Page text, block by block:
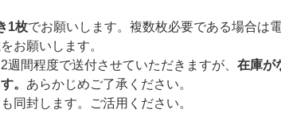
1枚でお願いします。複数枚必要である場合は
お願いします。
週間程度で送付させていただきますが、 在庫が
。 あらかじめご了承ください。
同封します。ご活用ください。